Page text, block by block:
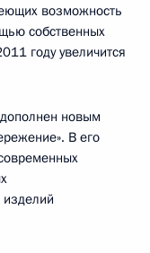
возможность
собственных
году увеличится
новым
В его